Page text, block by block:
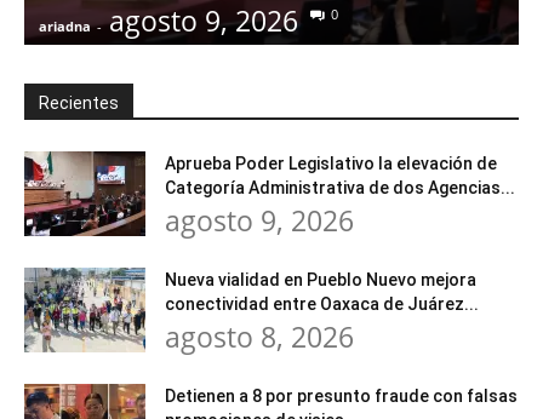
ariadna - agosto 9, 2026 0
Recientes
Aprueba Poder Legislativo la elevación de
Categoría Administrativa de dos Agencias...
agosto 9, 2026
Nueva vialidad en Pueblo Nuevo mejora
conectividad entre Oaxaca de Juárez...
agosto 8, 2026
Detienen a 8 por presunto fraude con falsas